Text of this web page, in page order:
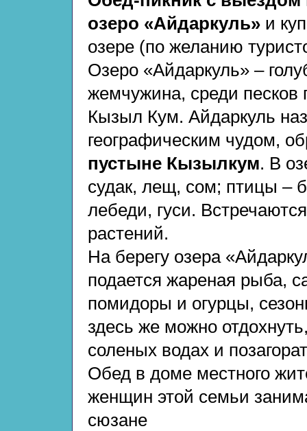
озеро «Айдаркуль» и
озере (по желанию
Озеро «Айдаркуль» –
жемчужина, среди песков
Кызыл Кум. Айдаркуль
географическим чудом,
пустыне Кызылкум. В
судак, лещ, сом; птицы –
лебеди, гуси.
растений.
На берегу озера
подается жареная рыба,
помидоры и огурцы,
здесь же можно
соленых водах и
Обед в доме местного
женщин этой семьи
сюзане